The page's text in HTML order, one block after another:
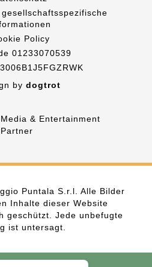
Policy
01233070539
by dogtrot
Media & Entertainment
Partner
Puntala S.r.l. Alle Bilder
Inhalte dieser Website
geschützt. Jede unbefugte
ist untersagt.